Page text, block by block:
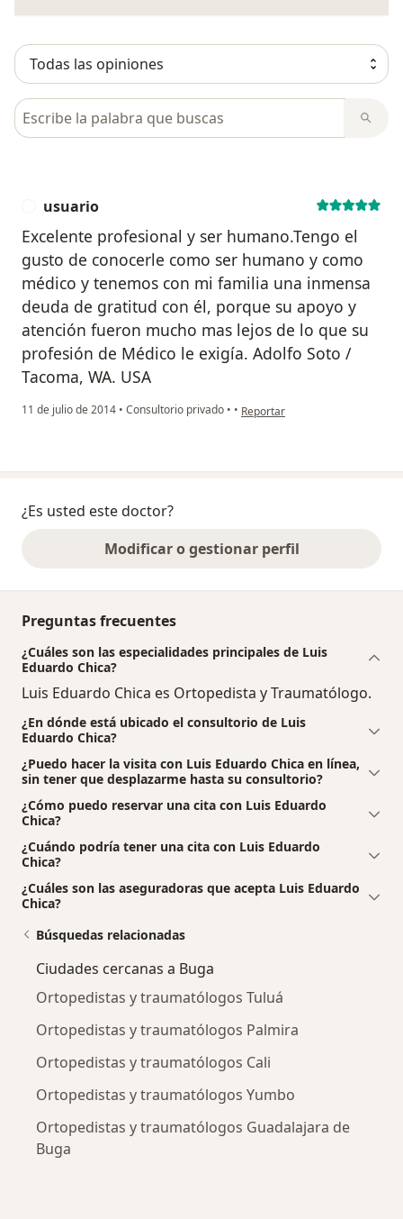
Busca en opiniones
usuario
Excelente profesional y ser humano.Tengo el
gusto de conocerle como ser humano y como
médico y tenemos con mi familia una inmensa
deuda de gratitud con él, porque su apoyo y
atención fueron mucho mas lejos de lo que su
profesión de Médico le exigía. Adolfo Soto /
Tacoma, WA. USA
11 de julio de 2014 • Consultorio privado • • en opinión del usuario usuario
Reportar
¿Es usted este doctor?
Modificar o gestionar perfil
Preguntas frecuentes
¿Cuáles son las especialidades principales de Luis
Eduardo Chica?
Luis Eduardo Chica es Ortopedista y Traumatólogo.
¿En dónde está ubicado el consultorio de Luis
Eduardo Chica?
¿Puedo hacer la visita con Luis Eduardo Chica en línea,
sin tener que desplazarme hasta su consultorio?
¿Cómo puedo reservar una cita con Luis Eduardo
Chica?
¿Cuándo podría tener una cita con Luis Eduardo
Chica?
¿Cuáles son las aseguradoras que acepta Luis Eduardo
Chica?
Búsquedas relacionadas
Ciudades cercanas a Buga
Ortopedistas y traumatólogos Tuluá
Ortopedistas y traumatólogos Palmira
Ortopedistas y traumatólogos Cali
Ortopedistas y traumatólogos Yumbo
Ortopedistas y traumatólogos Guadalajara de
Buga